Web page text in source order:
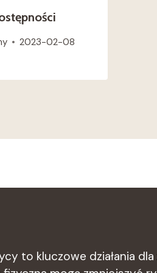
2023-02-08
to kluczowe działania